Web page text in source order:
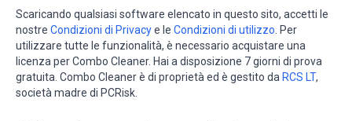
Scaricando qualsiasi software elencato in questo sito, accetti le
nostre Condizioni di Privacye le Condizioni di utilizzo . Per
utilizzare tutte le funzionalità, è necessario acquistare una
licenza per Combo Cleaner. Hai a disposizione 7 giorni di prova
gratuita. Combo Cleaner è di proprietà ed è gestito da RCS LT,
società madre di PCRisk.